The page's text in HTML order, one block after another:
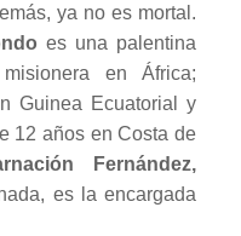
ya no es mortal.
es una palentina
en África;
Guinea Ecuatorial y
12 años en Costa de
Fernández,
es la encargada